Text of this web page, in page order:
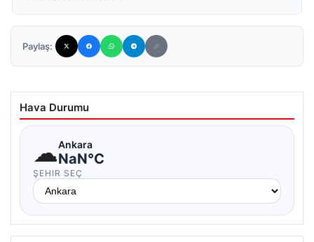
Paylaş:
Hava Durumu
☁Ankara
NaN°C
ŞEHIR SEÇ